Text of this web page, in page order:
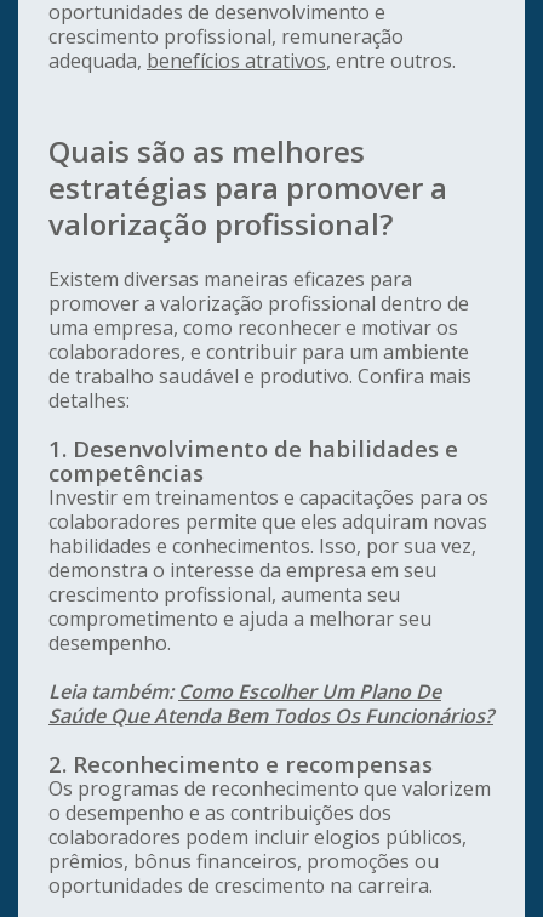
oportunidades de desenvolvimento e
crescimento profissional, remuneração
adequada, benefícios atrativos, entre outros.
Quais são as melhores
estratégias para promover a
valorização profissional?
Existem diversas maneiras eficazes para
promover a valorização profissional dentro de
uma empresa, como reconhecer e motivar os
colaboradores, e contribuir para um ambiente
de trabalho saudável e produtivo. Confira mais
detalhes:
1. Desenvolvimento de habilidades e
competências
Investir em treinamentos e capacitações para os
colaboradores permite que eles adquiram novas
habilidades e conhecimentos. Isso, por sua vez,
demonstra o interesse da empresa em seu
crescimento profissional, aumenta seu
comprometimento e ajuda a melhorar seu
desempenho.
Leia também:Como Escolher Um Plano De
Saúde Que Atenda Bem Todos Os Funcionários?
2. Reconhecimento e recompensas
Os programas de reconhecimento que valorizem
o desempenho e as contribuições dos
colaboradores podem incluir elogios públicos,
prêmios, bônus financeiros, promoções ou
oportunidades de crescimento na carreira.